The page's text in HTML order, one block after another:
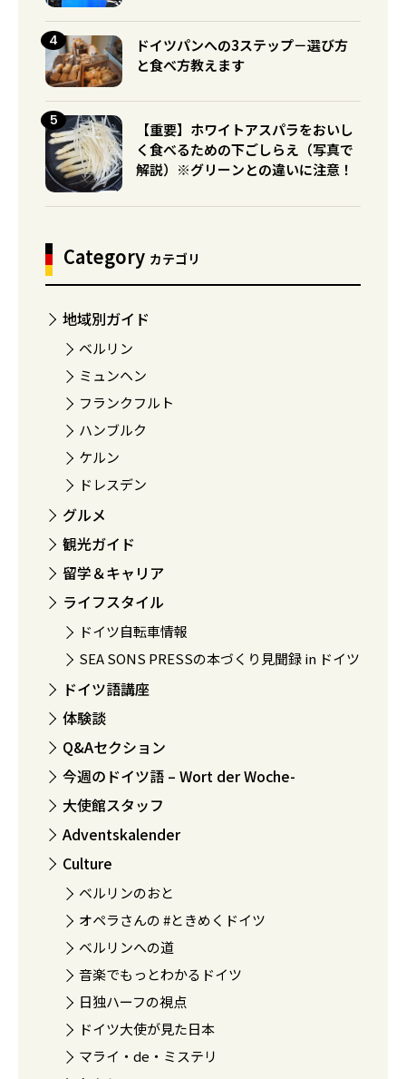
ドイツパンへの3ステップ－選び方
と食べ方教えます
【重要】ホワイトアスパラをおいし
く食べるための下ごしらえ（写真で
解説）※グリーンとの違いに注意！
Category カテゴリ
地域別ガイド
ベルリン
ミュンヘン
フランクフルト
ハンブルク
ケルン
ドレスデン
グルメ
観光ガイド
留学＆キャリア
ライフスタイル
ドイツ自転車情報
SEA SONS PRESSの本づくり見聞録 in ドイツ
ドイツ語講座
体験談
Q&Aセクション
今週のドイツ語 – Wort der Woche-
大使館スタッフ
Adventskalender
Culture
ベルリンのおと
オペラさんの #ときめくドイツ
ベルリンへの道
音楽でもっとわかるドイツ
日独ハーフの視点
ドイツ大使が見た日本
マライ・de・ミステリ